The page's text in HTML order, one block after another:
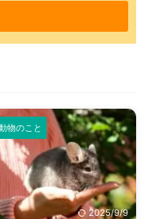
物のこと
2025/9/9